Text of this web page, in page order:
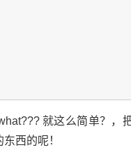
就这么简单？，
西的呢！